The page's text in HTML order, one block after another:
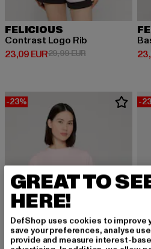
FELICIOUS
Contrast Logo Rib
23,09 EUR
Derzeitiger Preis: 23,09 EUR
29,99 EURAktionspreis:
-23% -
GREAT TO
HERE!
DefShop uses cookies to improve
save your preferences, analyse
provide and measure interest-